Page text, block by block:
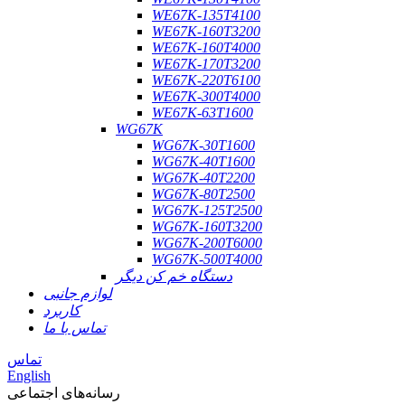
WE67K-135T4100
WE67K-160T3200
WE67K-160T4000
WE67K-170T3200
WE67K-220T6100
WE67K-300T4000
WE67K-63T1600
WG67K
WG67K-30T1600
WG67K-40T1600
WG67K-40T2200
WG67K-80T2500
WG67K-125T2500
WG67K-160T3200
WG67K-200T6000
WG67K-500T4000
دستگاه خم کن دیگر
لوازم جانبی
کاربرد
تماس با ما
تماس
English
رسانه‌های اجتماعی